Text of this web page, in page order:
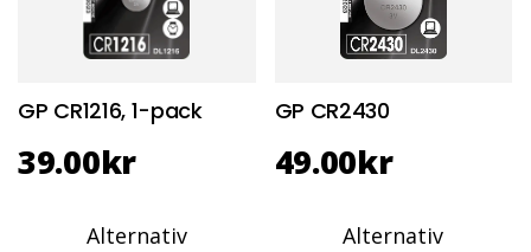
GP CR1216, 1-pack
39.00kr
Alternativ
GP CR2430
49.00kr
Alternativ